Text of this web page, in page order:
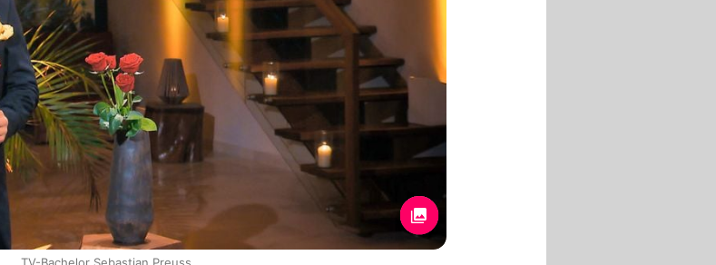
TV-Bachelor Sebastian Preuss